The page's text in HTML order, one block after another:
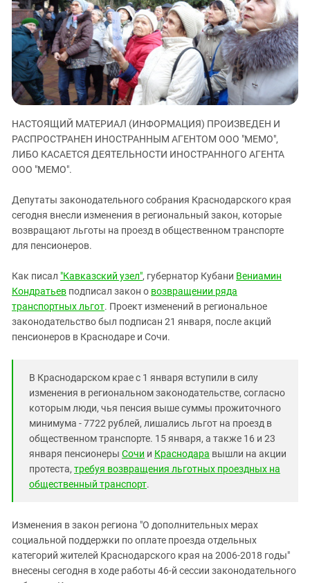
ЗАСТАВЛЯЕТ
КАВКАЗ ЗА ПАЛЕСТИНУ
ИНАКОМЫСЛИЕ В ЧЕЧНЕ
ПРЕСЛЕДОВАНИЕ АКТИВИСТОВ
МОБИЛИЗАЦИЯ И ПРОТЕСТЫ
Дагестан
Ингушетия
Кабардино-Балкария
Калмыкия
Карачаево-Черкесия
Краснодарский край
Нагорный Карабах
Российская Федерация
Северная Осетия - Алания
СКФО
Ставропольский край
Южная Осетия
Южный Кавказ
ЮФО
НАСТОЯЩИЙ МАТЕРИАЛ (ИНФОРМАЦИЯ) ПРОИЗВЕДЕН И
РАСПРОСТРАНЕН ИНОСТРАННЫМ АГЕНТОМ ООО "МЕМО",
ЛИБО КАСАЕТСЯ ДЕЯТЕЛЬНОСТИ ИНОСТРАННОГО АГЕНТА
ООО "МЕМО".
Депутаты законодательного собрания Краснодарского края
сегодня внесли изменения в региональный закон, которые
возвращают льготы на проезд в общественном транспорте
для пенсионеров.
Как писал "Кавказский узел", губернатор Кубани Вениамин
Кондратьев подписал закон о возвращении ряда
транспортных льгот. Проект изменений в региональное
законодательство был подписан 21 января, после акций
пенсионеров в Краснодаре и Сочи.
В Краснодарском крае с 1 января вступили в силу
изменения в региональном законодательстве, согласно
которым люди, чья пенсия выше суммы прожиточного
минимума - 7722 рублей, лишались льгот на проезд в
общественном транспорте. 15 января, а также 16 и 23
января пенсионеры Сочи и Краснодара вышли на акции
протеста, требуя возвращения льготных проездных на
общественный транспорт.
Изменения в закон региона "О дополнительных мерах
социальной поддержки по оплате проезда отдельных
категорий жителей Краснодарского края на 2006-2018 годы"
внесены сегодня в ходе работы 46-й сессии законодательного